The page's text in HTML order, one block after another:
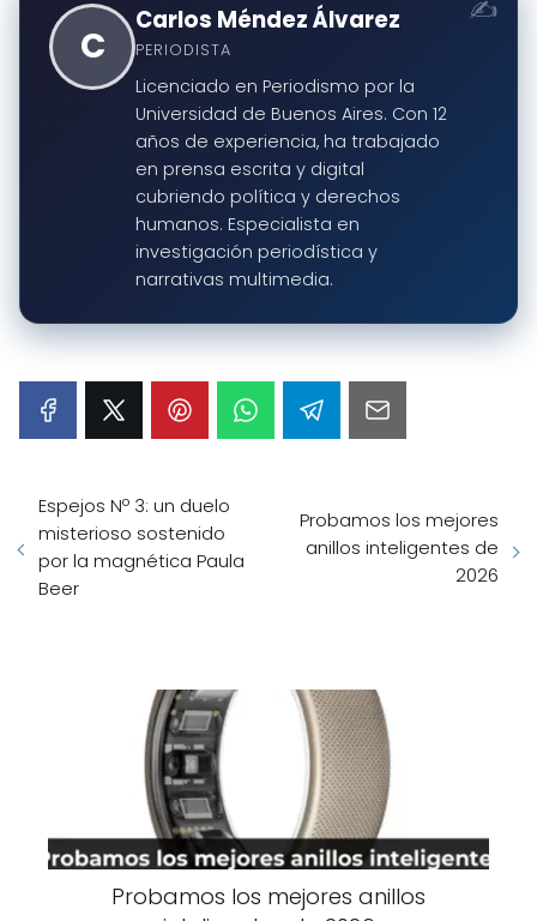
C
Carlos Méndez Álvarez
PERIODISTA
Licenciado en Periodismo por la
Universidad de Buenos Aires. Con 12
años de experiencia, ha trabajado
en prensa escrita y digital
cubriendo política y derechos
humanos. Especialista en
investigación periodística y
narrativas multimedia.
Espejos Nº 3: un duelo
misterioso sostenido
por la magnética Paula
Beer
Probamos los mejores
anillos inteligentes de
2026
Probamos los mejores anillos